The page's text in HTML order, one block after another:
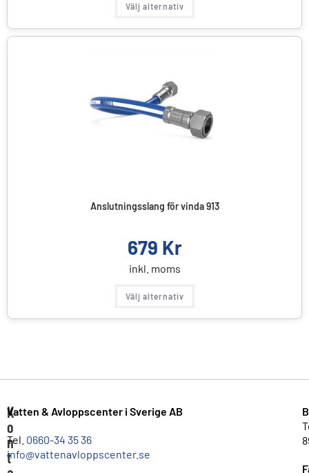
Välj alternativ
Anslutningsslang för vinda 913
679 Kr
inkl. moms
Välj alternativ
K
o
n
t
Vatten & Avloppscenter i Sverige AB
Tel. 0660-34 35 36
info@vattenavloppscenter.se